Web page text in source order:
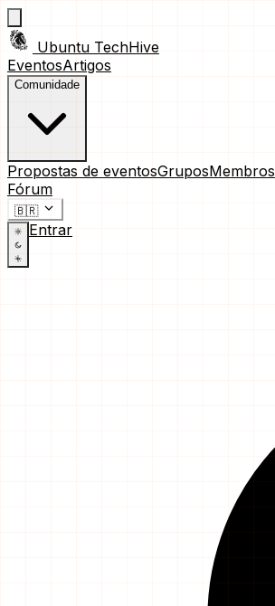
Ubuntu TechHive
EventosArtigos
Comunidade
Propostas de eventosGruposMembros
Fórum
🇧🇷
Entrar